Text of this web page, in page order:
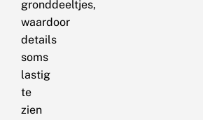
gronddeeltjes,
waardoor
details
soms
lastig
te
zien